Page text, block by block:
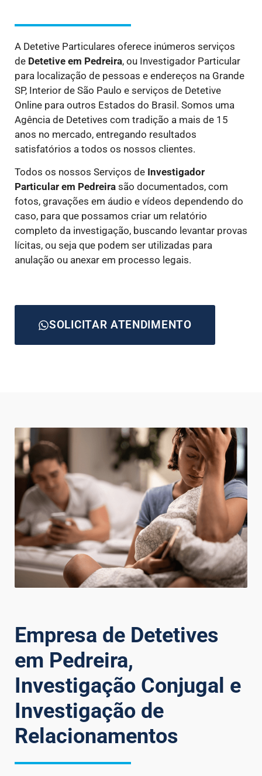
A Detetive Particulares oferece inúmeros serviços
de Detetive em Pedreira, ou Investigador Particular
para localização de pessoas e endereços na Grande
SP, Interior de São Paulo e serviços de Detetive
Online para outros Estados do Brasil. Somos uma
Agência de Detetives com tradição a mais de 15
anos no mercado, entregando resultados
satisfatórios a todos os nossos clientes.
Todos os nossos Serviços de Investigador
Particular em Pedreira são documentados, com
fotos, gravações em áudio e vídeos dependendo do
caso, para que possamos criar um relatório
completo da investigação, buscando levantar provas
lícitas, ou seja que podem ser utilizadas para
anulação ou anexar em processo legais.
SOLICITAR ATENDIMENTO
Empresa de Detetives
em Pedreira,
Investigação Conjugal e
Investigação de
Relacionamentos